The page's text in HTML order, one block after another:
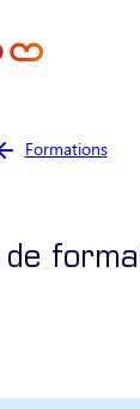
êtes ici :
Formations